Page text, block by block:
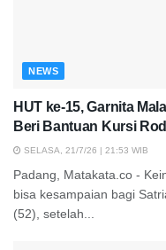
NEWS
HUT ke-15, Garnita
Beri Bantuan Kursi
SELASA, 21/7/26 | 21:53 WIB
Padang, Matakata.co -
bisa kesampaian bagi
(52), setelah...